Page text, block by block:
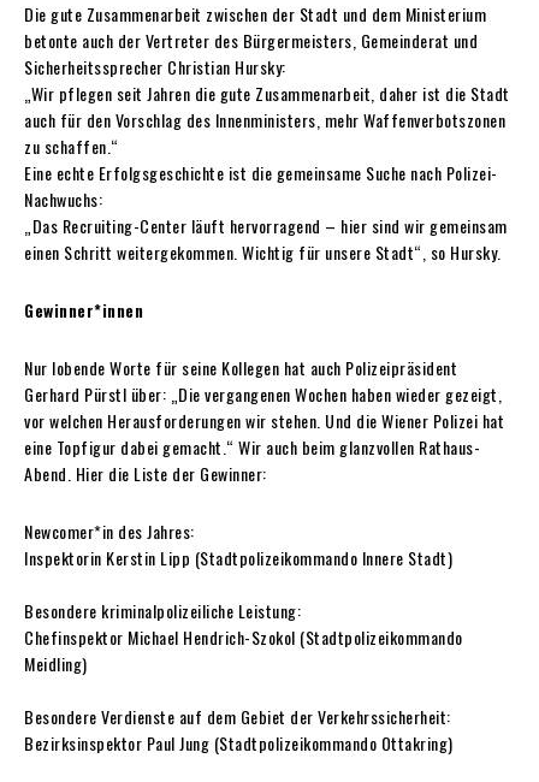
Die gute Zusammenarbeit zwischen der Stadt und dem Ministerium
betonte auch der Vertreter des Bürgermeisters, Gemeinderat und
Sicherheitssprecher Christian Hursky:
„Wir pflegen seit Jahren die gute Zusammenarbeit, daher ist die Stadt
auch für den Vorschlag des Innenministers, mehr Waffenverbotszonen
zu schaffen.“
Eine echte Erfolgsgeschichte ist die gemeinsame Suche nach Polizei-
Nachwuchs:
„Das Recruiting-Center läuft hervorragend – hier sind wir gemeinsam
einen Schritt weitergekommen. Wichtig für unsere Stadt“, so Hursky.
Gewinner*innen
Nur lobende Worte für seine Kollegen hat auch Polizeipräsident
Gerhard Pürstl über: „Die vergangenen Wochen haben wieder gezeigt,
vor welchen Herausforderungen wir stehen. Und die Wiener Polizei hat
eine Topfigur dabei gemacht.“ Wir auch beim glanzvollen Rathaus-
Abend. Hier die Liste der Gewinner:
Newcomer*in des Jahres:
Inspektorin Kerstin Lipp (Stadtpolizeikommando Innere Stadt)
Besondere kriminalpolizeiliche Leistung:
Chefinspektor Michael Hendrich-Szokol (Stadtpolizeikommando
Meidling)
Besondere Verdienste auf dem Gebiet der Verkehrssicherheit:
Bezirksinspektor Paul Jung (Stadtpolizeikommando Ottakring)